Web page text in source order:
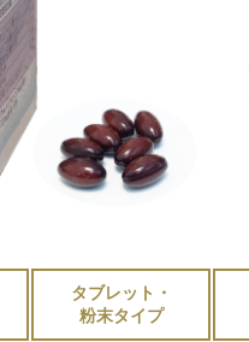
タブレット・
粉末タイプ